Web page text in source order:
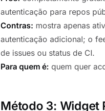
autenticação para repos
Contras: mostra apenas
autenticação adicional; o
de issues ou status de CI.
Para quem é: quem quer
Método 3: Widget